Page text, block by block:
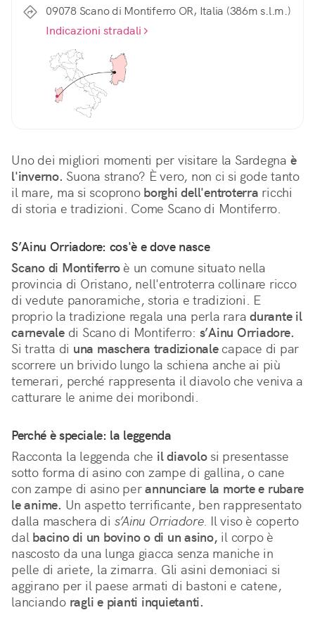
09078 Scano di Montiferro OR, Italia (386m s.l.m.)
Indicazioni stradali
Uno dei migliori momenti per visitare la Sardegna è
l'inverno. Suona strano? È vero, non ci si gode tanto
il mare, ma si scoprono borghi dell'entroterra ricchi
di storia e tradizioni. Come Scano di Montiferro.
S’Ainu Orriadore: cos'è e dove nasce
Scano di Montiferro è un comune situato nella
provincia di Oristano, nell'entroterra collinare ricco
di vedute panoramiche, storia e tradizioni. E
proprio la tradizione regala una perla rara durante il
carnevale di Scano di Montiferro: s’Ainu Orriadore.
Si tratta di una maschera tradizionale capace di par
scorrere un brivido lungo la schiena anche ai più
temerari, perché rappresenta il diavolo che veniva a
catturare le anime dei moribondi.
Perché è speciale: la leggenda
Racconta la leggenda che il diavolo si presentasse
sotto forma di asino con zampe di gallina, o cane
con zampe di asino per annunciare la morte e rubare
le anime. Un aspetto terrificante, ben rappresentato
dalla maschera di s’Ainu Orriadore. Il viso è coperto
dal bacino di un bovino o di un asino, il corpo è
nascosto da una lunga giacca senza maniche in
pelle di ariete, la zimarra. Gli asini demoniaci si
aggirano per il paese armati di bastoni e catene,
lanciando ragli e pianti inquietanti.